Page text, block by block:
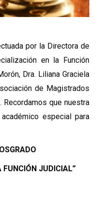
por la Directora de
en la Función
Dra. Liliana Graciela
de Magistrados
Recordamos que nuestra
especial para
FUNCIÓN JUDICIAL”